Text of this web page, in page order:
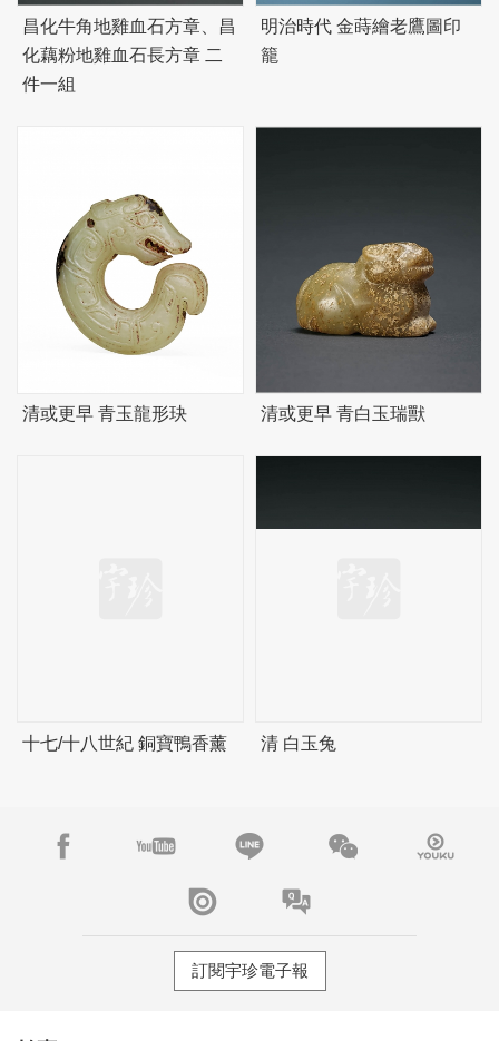
昌化牛角地雞血石方章、昌
化藕粉地雞血石長方章 二
件一組
明治時代 金蒔繪老鷹圖印
籠
清或更早 青玉龍形玦 清或更早 青白玉瑞獸
十七/十八世紀 銅寶鴨香薰 清 白玉兔
訂閱宇珍電子報